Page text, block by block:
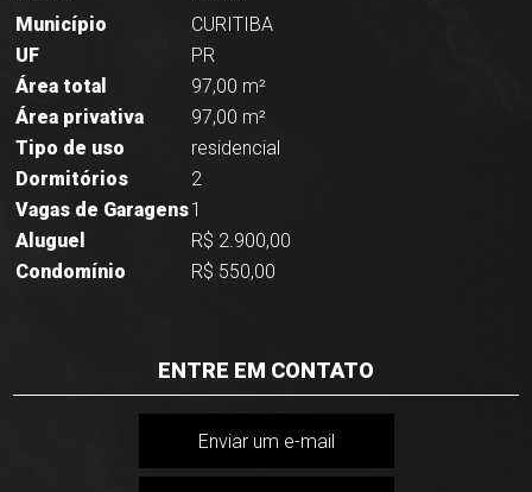
Município
CURITIBA
UF
PR
Área total
97,00 m²
Área privativa
97,00 m²
Tipo de uso
residencial
Dormitórios
2
Vagas de Garagens1
Aluguel
R$ 2.900,00
Condomínio
R$ 550,00
ENTRE EM CONTATO
Enviar um e-mail